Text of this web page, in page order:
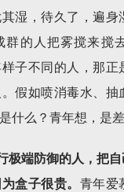
湿，待久了，遍身
群的人把雾搅来搅
子不同的人，那正
假如喷消毒水、抽
什么？青年想，是差
极端防御的人，把自
盒子很贵。 青年爱